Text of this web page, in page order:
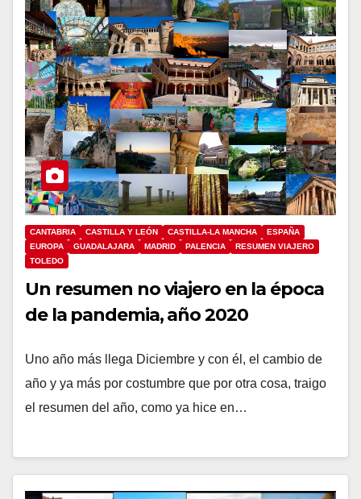
CANTABRIA CASTILLA Y LEÓN CASTILLA-LA MANCHA
ESPAÑA
EUROPA
GUADALAJARA MADRID PALENCIA
RESUMEN VIAJERO
TOLEDO
Un resumen no viajero en la época
de la pandemia, año 2020
Uno año más llega Diciembre y con él, el cambio de
año y ya más por costumbre que por otra cosa, traigo
el resumen del año, como ya hice en…